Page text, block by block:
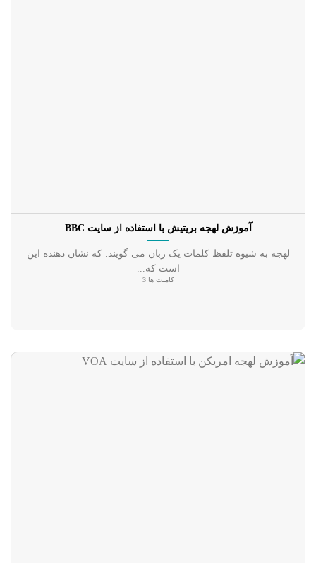
آموزش لهجه بریتیش با استفاده از سایت BBC
لهجه به شیوه تلفظ کلمات یک زبان می گویند. که نشان دهنده این
است که...
کامنت ها 3